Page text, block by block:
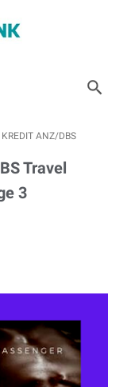
KREDIT ANZ/DBS
Travel
3